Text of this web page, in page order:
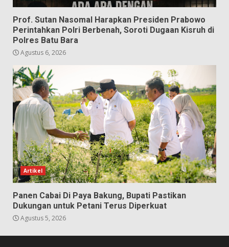
Prof. Sutan Nasomal Harapkan Presiden Prabowo
Perintahkan Polri Berbenah, Soroti Dugaan Kisruh di
Polres Batu Bara
Agustus 6, 2026
Artikel
Panen Cabai Di Paya Bakung, Bupati Pastikan
Dukungan untuk Petani Terus Diperkuat
Agustus 5, 2026